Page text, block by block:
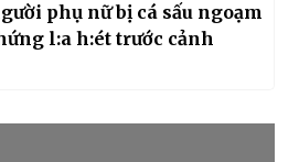
phụ nữ bị cá sấu ngoạm
l:a h:ét trước cảnh